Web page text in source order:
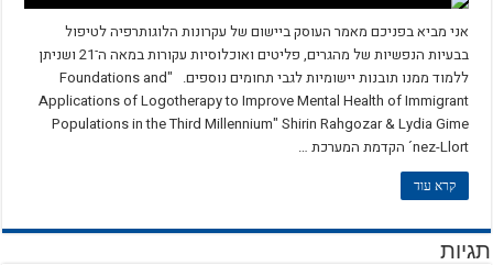
אני מביא בפניכם מאמר העוסק ביישום של עקרונות הלוגותרפיה לטיפול
בבעיות הנפשיות של מהגרים, פליטים ואוכלוסיות עקורות במאה ה־21 ושניתן
ללמוד ממנו תובנות יישומיות לגבי תחומים נוספים. "Foundations and
Applications of Logotherapy to Improve Mental Health of Immigrant
Populations in the Third Millennium" Shirin Rahgozar & Lydia Gime
´nez-Llort הקדמת המערכת …
קרא עוד
תגיות